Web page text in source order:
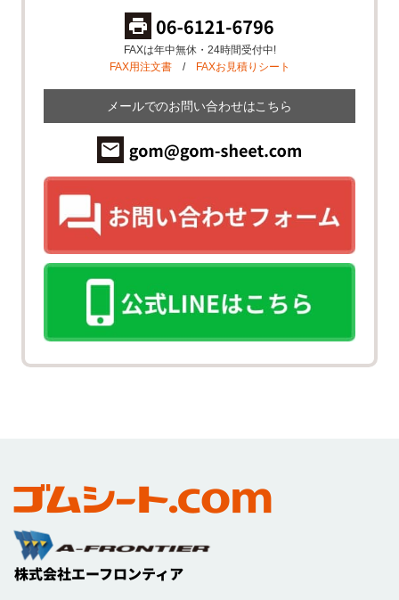
FAXは年中無休・24時間受付中!
FAX用注文書/ FAXお見積りシート
メールでのお問い合わせはこちら